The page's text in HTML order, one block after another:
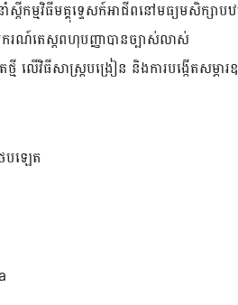
តីកម្មវិធីមគ្គុទ្ទេសក៍អាជីពនៅមធ្យមសិក្សា
រណ៍តេស្តពហុបញ្ញាបានច្បាស់លាស់​
ថ្មី​ លើវិធីសាស្រ្តបង្រៀន​ និងការបង្កើតសម្ភារ
េបឡេត